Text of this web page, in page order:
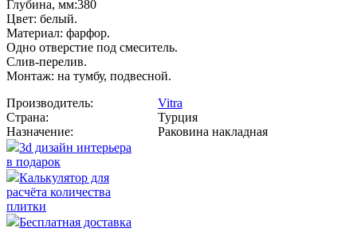
Глубина, мм:380
Цвет: белый.
Материал: фарфор.
Одно отверстие под смеситель.
Слив-перелив.
Монтаж: на тумбу, подвесной.
Производитель:
Vitra
Страна:
Турция
Назначение:
Раковина накладная
3d дизайн интерьера
в подарок
Калькулятор для
расчёта количества
плитки
Бесплатная доставка